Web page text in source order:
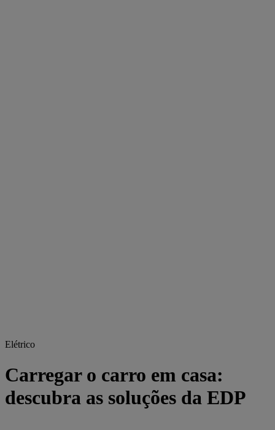
Elétrico
Carregar o carro em casa:
descubra as soluções da EDP